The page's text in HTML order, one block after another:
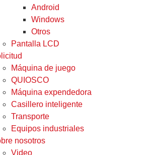
Android
Windows
Otros
Pantalla LCD
Máquina de juego
QUIOSCO
Máquina expendedora
Casillero inteligente
Transporte
Equipos industriales
nosotros
Video